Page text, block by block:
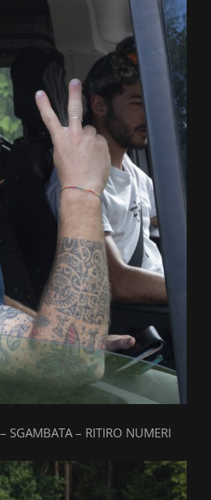
SGAMBATA – RITIRO NUMERI